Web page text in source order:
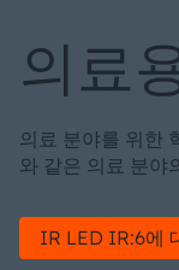
의료
의료 분야를 위한
와 같은 의료 분야
IR LED IR:6에